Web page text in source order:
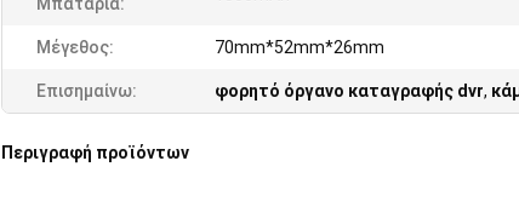
Μέγεθος: 70mm*52mm*26mm
Επισημαίνω: φορητό όργανο καταγραφής dvr,
Περιγραφή προϊόντων